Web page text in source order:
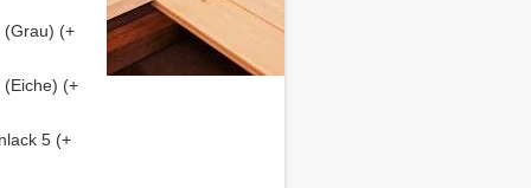
(Grau) (+
(+
5 (+